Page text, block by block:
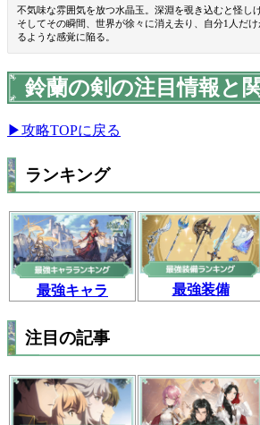
不気味な雰囲気を放つ水晶玉。深淵を覗き込むと怪し
そしてその瞬間、世界が徐々に消え去り、自分1人だ
るような感覚に陥る。
鈴蘭の剣の注目情報と
▶攻略TOPに戻る
ランキング
最強キャラ 最強装備
注目の記事